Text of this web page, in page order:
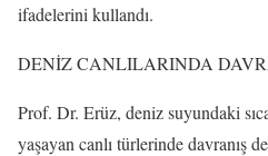
ifadelerini kullandı.
DENİZ CANLILARINDA
Prof. Dr. Erüz, deniz suyundaki
yaşayan canlı türlerinde davranış